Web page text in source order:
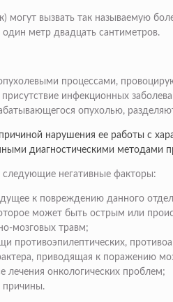
могут вызвать так называемую
метр двадцать сантиметров.
процессами,
инфекционных
опухолью,
нарушения ее работы с
диагностическими методами
следующие негативные факторы:
к повреждению данного
может быть острым или
мозговых травм;
противоэпилептических,
приводящая к поражению
лечения онкологических проблем;
причины.